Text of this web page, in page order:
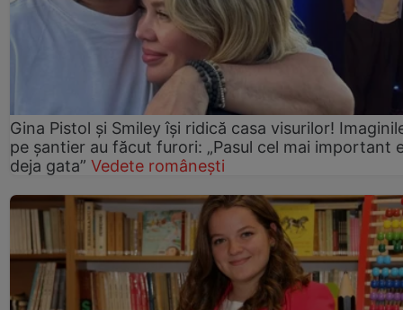
Gina Pistol și Smiley își ridică casa visurilor!
pe șantier au făcut furori: „Pasul cel mai important
deja gata” Vedete românești